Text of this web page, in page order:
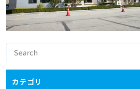
カテゴリ